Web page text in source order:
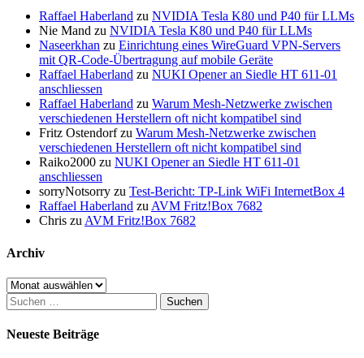
Raffael Haberland zu NVIDIA Tesla K80 und P40 für LLMs
Nie Mand zu NVIDIA Tesla K80 und P40 für LLMs
Naseerkhan zu Einrichtung eines WireGuard VPN-Servers
mit QR-Code-Übertragung auf mobile Geräte
Raffael Haberland zu NUKI Opener an Siedle HT 611-01
anschliessen
Raffael Haberland zu Warum Mesh-Netzwerke zwischen
verschiedenen Herstellern oft nicht kompatibel sind
Fritz Ostendorfzu Warum Mesh-Netzwerke zwischen
verschiedenen Herstellern oft nicht kompatibel sind
Raiko2000 zu NUKI Opener an Siedle HT 611-01
anschliessen
sorryNotsorry zu Test-Bericht: TP-Link WiFi InternetBox 4
Raffael Haberland zu AVM Fritz!Box 7682
Chris zu AVM Fritz!Box 7682
Archiv
Archiv
Suchen
nach:
Neueste Beiträge